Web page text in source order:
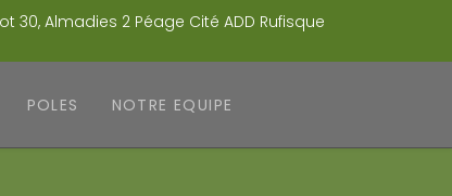
30, Almadies 2 Péage Cité ADD Rufisque
POLES NOTRE EQUIPE